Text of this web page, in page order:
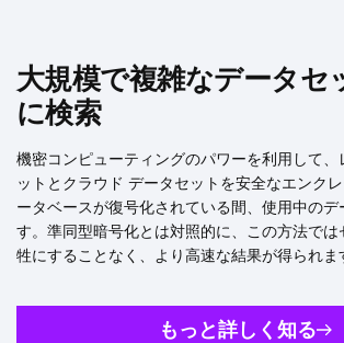
大規模で複雑なデータセ
に検索
機密コンピューティングのパワーを利用して、
ットとクラウド データセットを安全なエンク
ータベースが復号化されている間、使用中のデ
す。準同型暗号化とは対照的に、この方法では
牲にすることなく、より高速な結果が得られま
もっと詳しく知る